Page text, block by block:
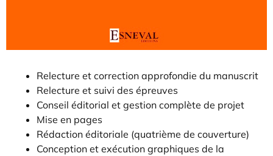
Relecture et correction approfondie du manuscrit
Relecture et suivi des épreuves
Conseil éditorial et gestion complète de projet
Mise en pages
Rédaction éditoriale (quatrième de couverture)
Conception et exécution graphiques de la